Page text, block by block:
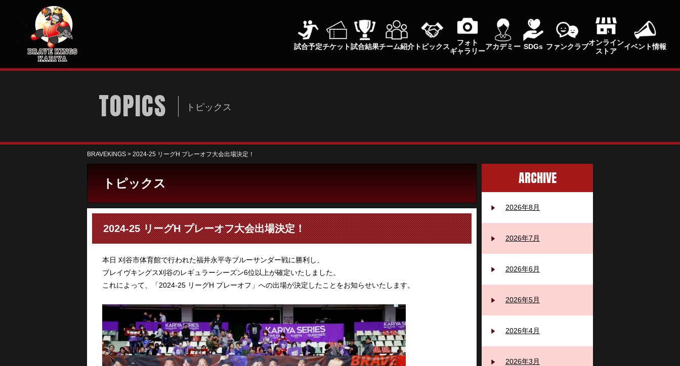
試合予定チケット試合結果チーム紹介 トピックス
フォト
ギャラリー
アカデミー SDGs ファンクラブ
オンライン
ストア
イベント情報
TOPICS トピックス
BRAVEKINGS > 2024-25 リーグH プレーオフ大会出場決定！
トピックス
2024-25 リーグH プレーオフ大会出場決定！
本日 刈谷市体育館で行われた福井永平寺ブルーサンダー戦に勝利し、
ブレイヴキングス刈谷のレギュラーシーズン6位以上が確定いたしました。
これによって、「2024-25 リーグH プレーオフ」への出場が決定したことをお知らせいたします。
ARCHIVE
2026年8月
2026年7月
2026年6月
2026年5月
2026年4月
2026年3月